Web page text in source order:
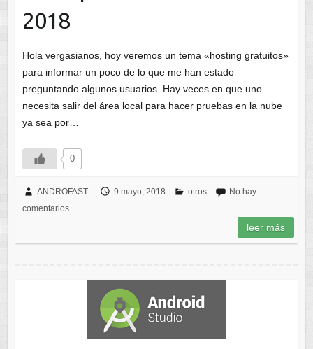
2018
Hola vergasianos, hoy veremos un tema «hosting gratuitos»
para informar un poco de lo que me han estado
preguntando algunos usuarios. Hay veces en que uno
necesita salir del área local para hacer pruebas en la nube
ya sea por…
0
ANDROFAST 9 mayo, 2018 otros
No hay
comentarios
leer más